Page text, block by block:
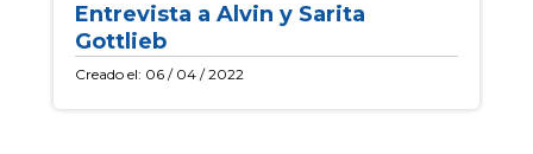
Entrevista a Alvin y Sarita
Gottlieb
Creado el: 06 / 04 / 2022